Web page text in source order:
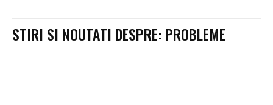
STIRI SI NOUTATI DESPRE:PROBLEME